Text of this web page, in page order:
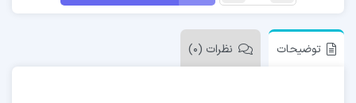
توضیحات نظرات (0)